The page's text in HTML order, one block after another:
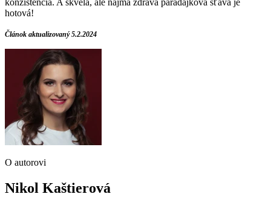
konzistencia. A skvelá, ale najmä zdravá paradajková šťava je
hotová!
Článok aktualizovaný 5.2.2024
O autorovi
Nikol Kaštierová